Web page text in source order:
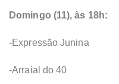
Domingo (11), às 18h:
-Expressão Junina
-Arraial do 40